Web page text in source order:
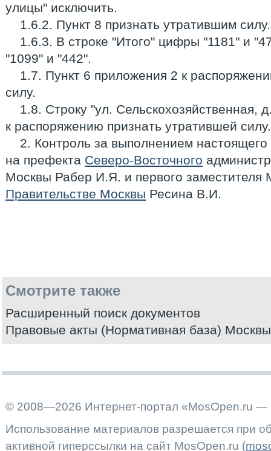
улицы" исключить.
1.6.2. Пункт 8 признать утратившим силу.
1.6.3. В строке "Итого" цифры "1181" и
"1099" и "442".
1.7. Пункт 6 приложения 2 к
силу.
1.8. Строку "ул. Сельскохозяйственная,
к распоряжению признать утратившей силу.
2. Контроль за выполнением
на префекта Северо-Восточного
Москвы Рабер И.Я. и первого заместителя
Правительстве Москвы Ресина В.И.
Смотрите также
Расширенный поиск документов
Правовые акты (Нормативная база) Москвы
© 2008—2026 Интернет-портал «MosOpen.ru —
Использование материалов разрешается при
активной гиперссылки на сайт MosOpen.ru (